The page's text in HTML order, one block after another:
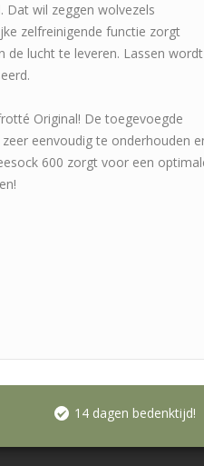
Dat wil zeggen wolvezels
zelfreinigende functie zorgt
de lucht te leveren. Lassen wordt
Original! De toegevoegde
eenvoudig te onderhouden
600 zorgt voor een
14 dagen bedenktijd!